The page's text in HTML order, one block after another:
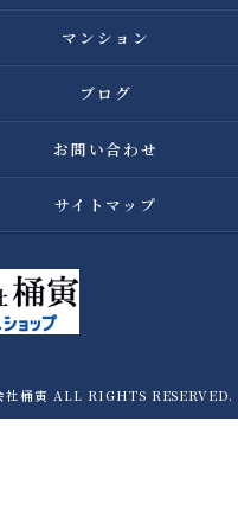
マンション
ブログ
お問い合わせ
サイトマップ
社桶寅 ALL RIGHTS RESERVED.